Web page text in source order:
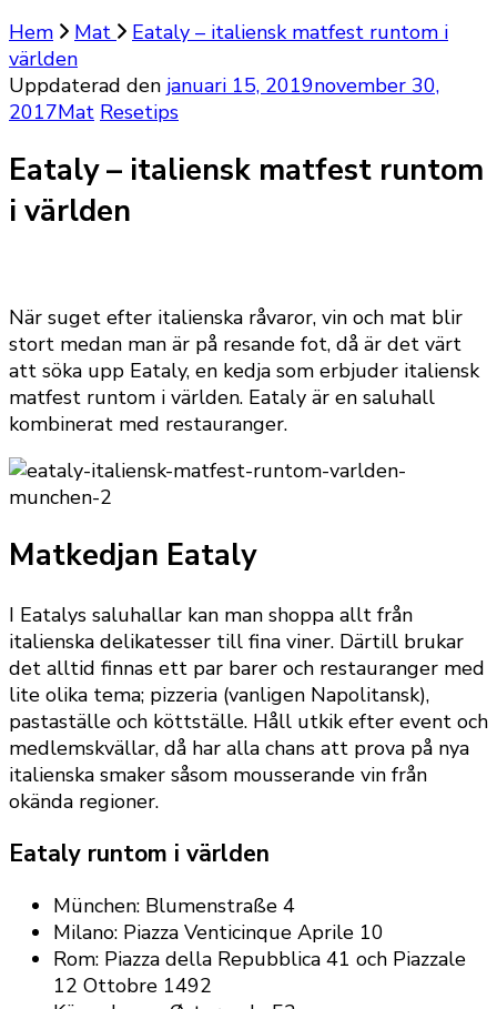
Hem
Mat
Eataly – italiensk matfest runtom i
världen
Uppdaterad den januari 15, 2019november 30,
2017Mat Resetips
Eataly – italiensk matfest runtom
i världen
När suget efter italienska råvaror, vin och mat blir
stort medan man är på resande fot, då är det värt
att söka upp Eataly, en kedja som erbjuder italiensk
matfest runtom i världen. Eataly är en saluhall
kombinerat med restauranger.
Matkedjan Eataly
I Eatalys saluhallar kan man shoppa allt från
italienska delikatesser till fina viner. Därtill brukar
det alltid finnas ett par barer och restauranger med
lite olika tema; pizzeria (vanligen Napolitansk),
pastaställe och köttställe. Håll utkik efter event och
medlemskvällar, då har alla chans att prova på nya
italienska smaker såsom mousserande vin från
okända regioner.
Eataly runtom i världen
München: Blumenstraße 4
Milano: Piazza Venticinque Aprile 10
Rom: Piazza della Repubblica 41 och Piazzale
12 Ottobre 1492